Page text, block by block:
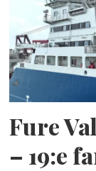
Fure
– 19:e